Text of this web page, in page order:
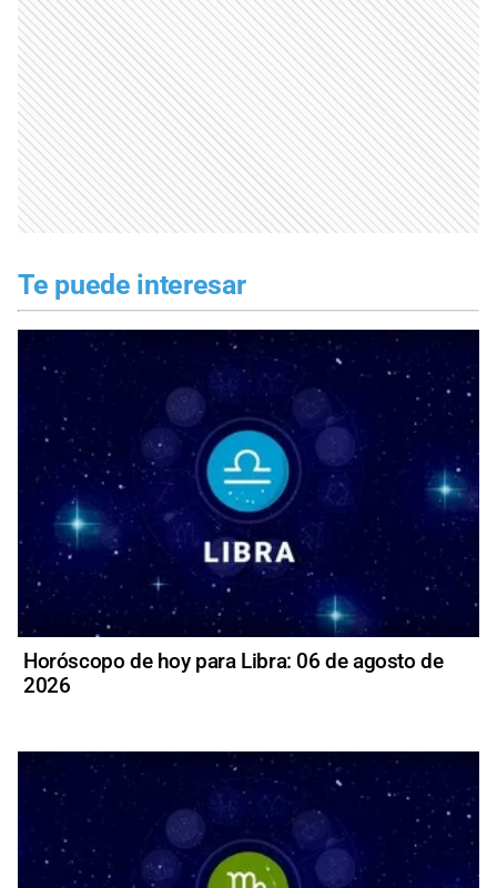
Te puede interesar
Horóscopo de hoy para Libra: 06 de agosto de
2026